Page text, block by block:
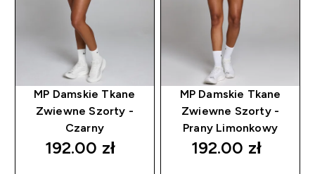
MP Damskie Tkane
Zwiewne Szorty -
Czarny
192.00 zł‎
MP Damskie Tkane
Zwiewne Szorty -
Prany Limonkowy
192.00 zł‎